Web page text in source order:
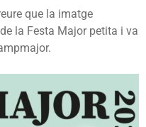
que la imatge
la Festa Major petita i va